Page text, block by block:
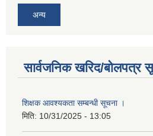
अन्य
सार्वजनिक खरिद/बोलपत्र
शिक्षक आवश्यकता सम्बन्धी सूचना ।
मिति: 10/31/2025 - 13:05